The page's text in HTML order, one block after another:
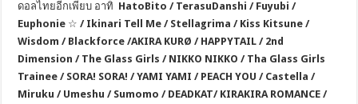
ดอลไทยอีกเพียบ อาทิ HatoBito / TerasuDanshi / Fuyubi /
Euphonie ☆ / Ikinari Tell Me / Stellagrima / Kiss Kitsune /
Wisdom / Blackforce /AKIRA KURØ / HAPPYTAIL / 2nd
Dimension / The Glass Girls / NIKKO NIKKO / Tha Glass Girls
Trainee / SORA! SORA! / YAMI YAMI / PEACH YOU / Castella /
Miruku / Umeshu / Sumomo / DEADKAT/ KIRAKIRA ROMANCE /